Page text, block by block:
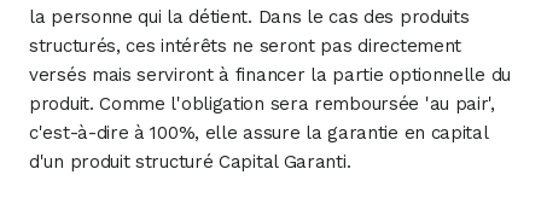
la personne qui la détient. Dans le cas des produits
structurés, ces intérêts ne seront pas directement
versés mais serviront à financer la partie optionnelle du
produit. Comme l'obligation sera remboursée 'au pair',
c'est-à-dire à 100%, elle assure la garantie en capital
d'un produit structuré Capital Garanti.